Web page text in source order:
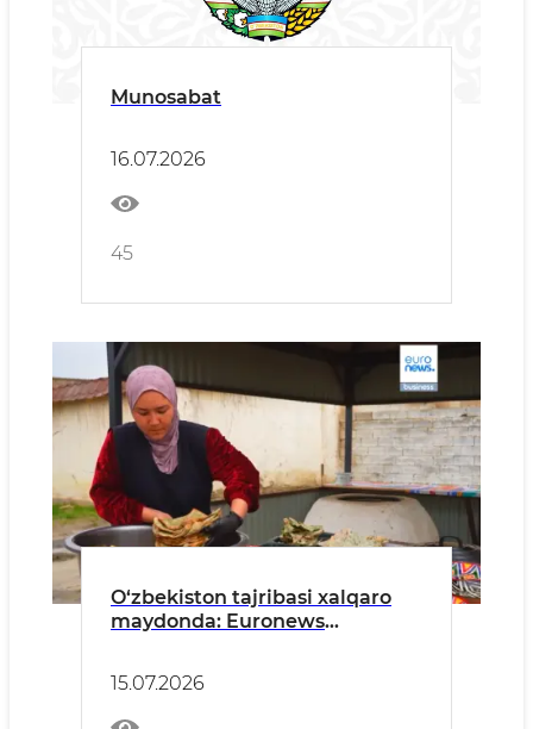
Munosabat
16.07.2026
45
O‘zbekiston tajribasi xalqaro
maydonda: Euronews
islohotlarini yoritdi
15.07.2026